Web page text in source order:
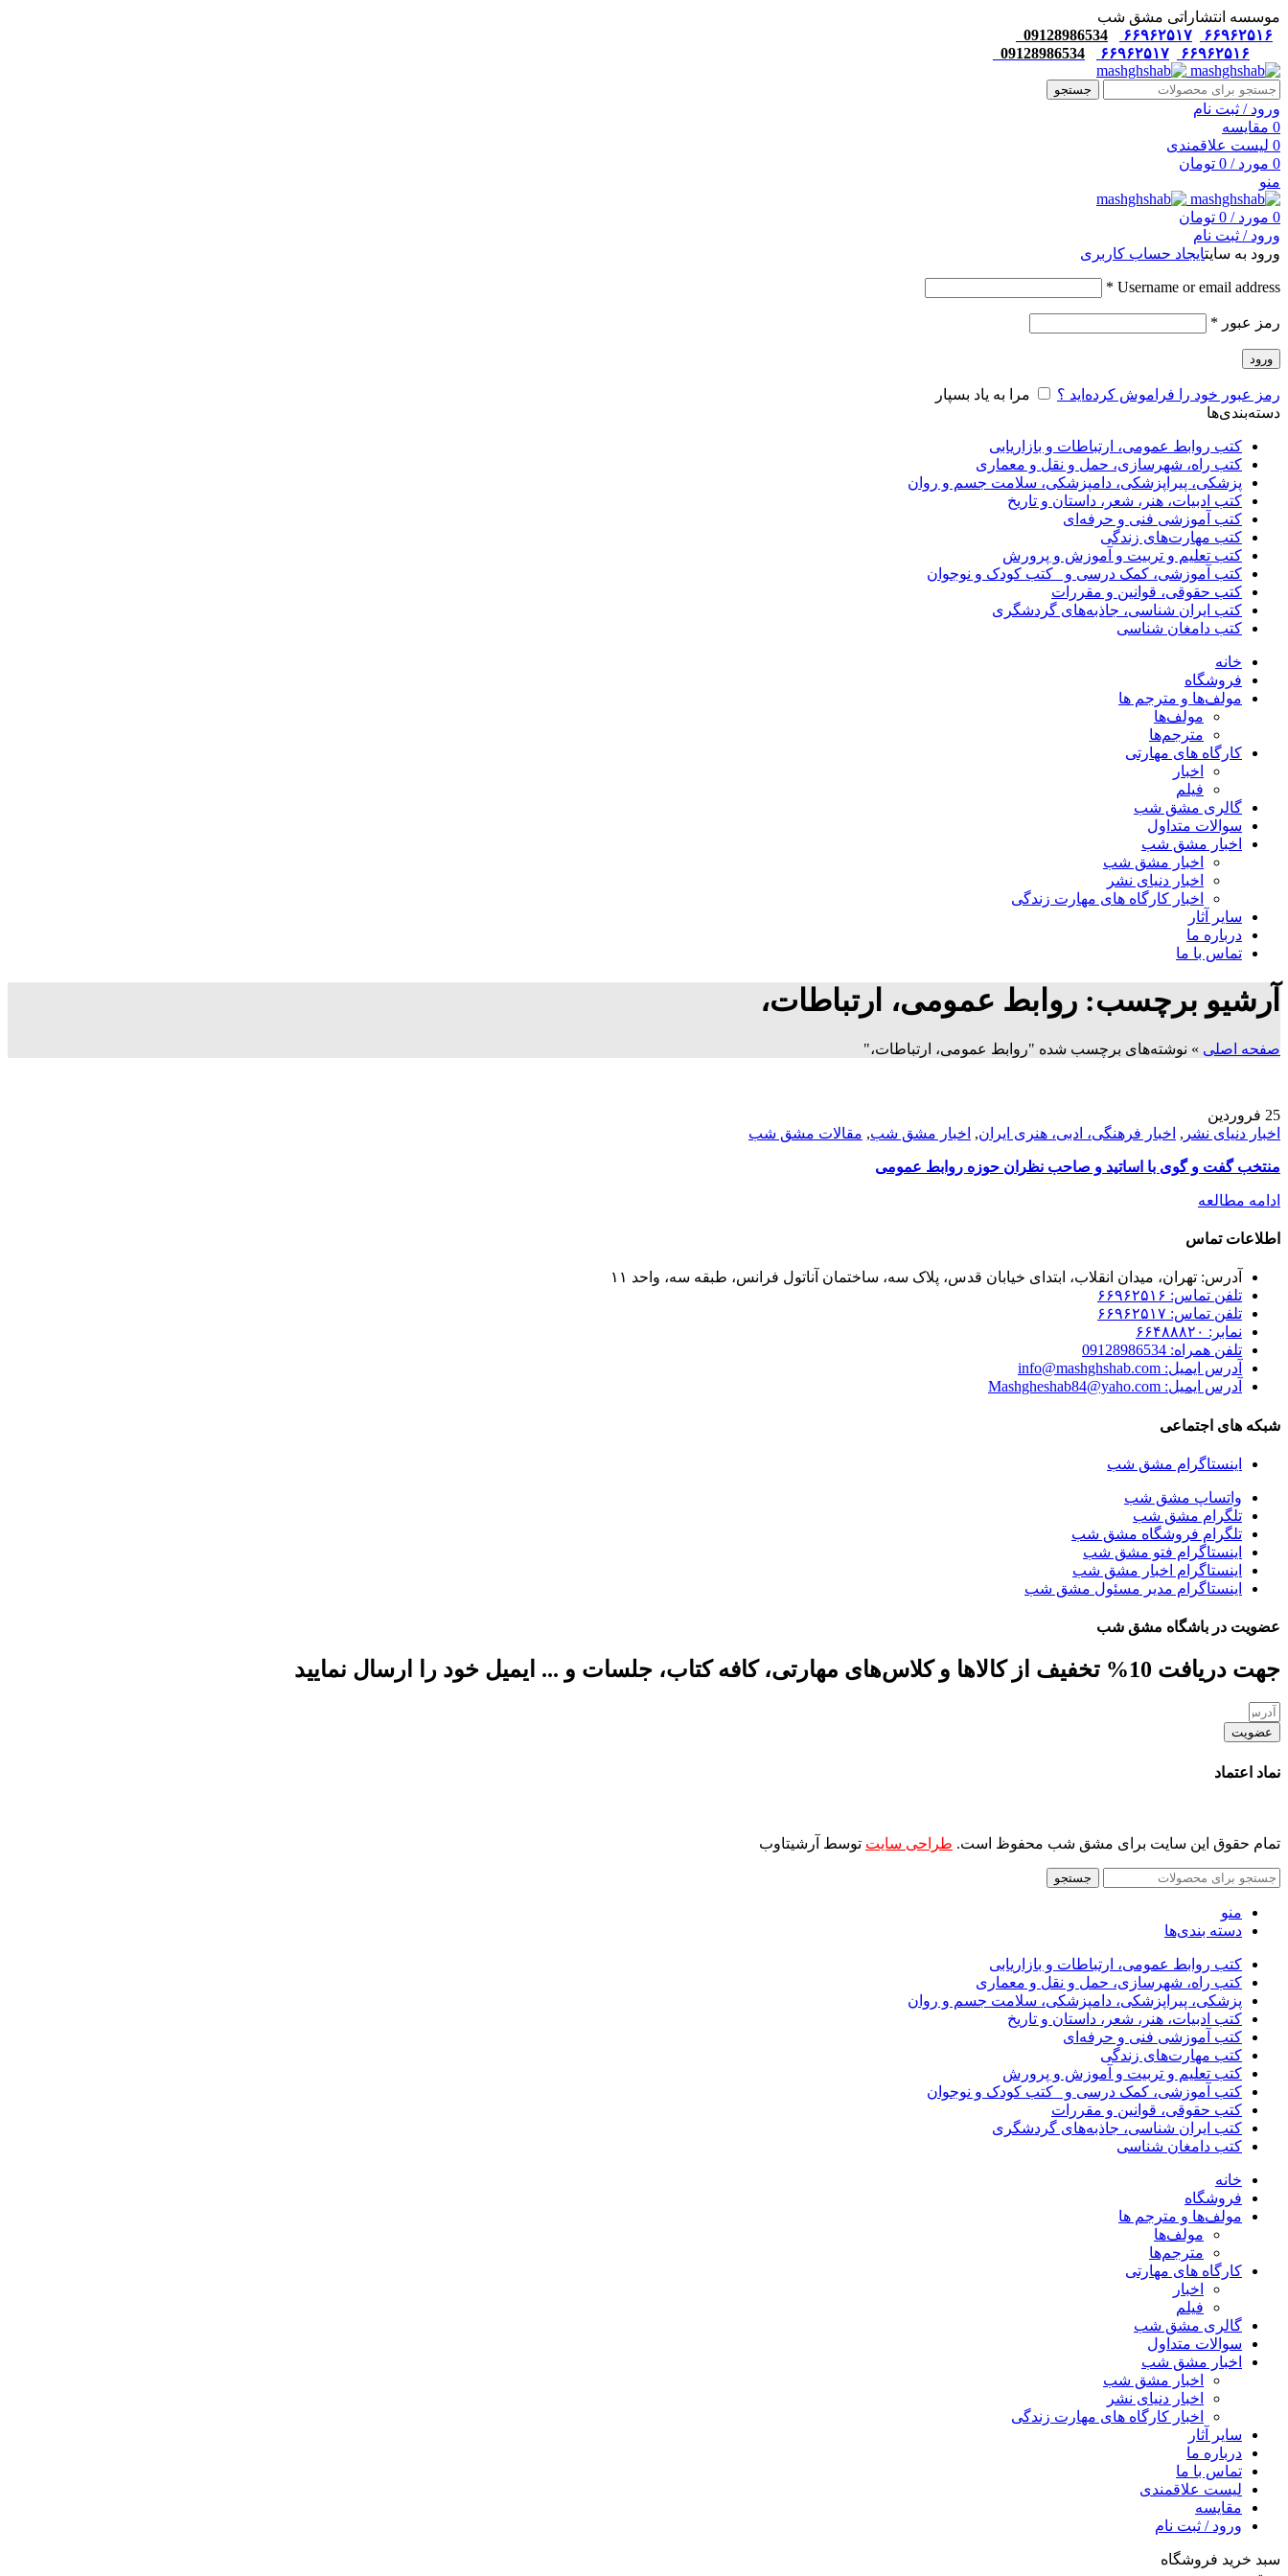
موسسه انتشاراتی مشق شب
۶۶۹۶۲۵۱۶
۶۶۹۶۲۵۱۷
09128986534
۶۶۹۶۲۵۱۶
۶۶۹۶۲۵۱۷ 09128986534
جستجو
ورود / ثبت نام
0 مقایسه
0 لیست علاقمندی
0 مورد /
0 تومان
منو
0 مورد /
0 تومان
ورود / ثبت نام
ورود به سایتایجاد حساب کاربری
Username or email address
*
رمز عبور *
ورود
رمز عبور خود را فراموش کرده‌اید ؟
مرا به یاد بسپار
دسته‌بندی‌ها
کتب روابط عمومی، ارتباطات و بازاریابی
کتب راه، شهرسازی، حمل و نقل و معماری
پزشکی، پیراپزشکی، دامپزشکی، سلامت جسم و روان
کتب ادبیات، هنر، شعر، داستان و تاریخ
کتب آموزشی فنی و حرفه‌ای
کتب مهارت‌های زندگی
کتب تعلیم و تربیت و آموزش و پرورش
کتب آموزشی، کمک درسی و _کتب کودک و نوجوان
کتب حقوقی، قوانین و مقررات
کتب ایران شناسی، جاذبه‌های گردشگری
کتب دامغان شناسی
خانه
فروشگاه
مولف‌ها و مترجم ها
مولف‌ها
مترجم‌ها
کارگاه های مهارتی
اخبار
فیلم
گالری مشق شب
سوالات متداول
اخبار مشق شب
اخبار مشق شب
اخبار دنیای نشر
اخبار کارگاه های مهارت زندگی
سایر آثار
درباره ما
تماس با ما
آرشیو برچسب: روابط عمومی، ارتباطات،
صفحه اصلی » نوشته‌های برچسب شده "روابط عمومی، ارتباطات،"
25 فروردین
اخبار دنیای نشر , اخبار فرهنگی، ادبی، هنری ایران, اخبار مشق شب, مقالات مشق شب
منتخب گفت و گوی با اساتید و صاحب نظران حوزه روابط عمومی
ادامه مطالعه
اطلاعات تماس
آدرس: تهران، میدان انقلاب، ابتدای خیابان قدس، پلاک سه، ساختمان آناتول فرانس، طبقه سه، واحد ۱۱
تلفن تماس: ۶۶۹۶۲۵۱۶
تلفن تماس: ۶۶۹۶۲۵۱۷
نمابر: ۶۶۴۸۸۸۲۰
تلفن همراه: 09128986534
آدرس ایمیل: info@mashghshab.com
آدرس ایمیل: Mashgheshab84@yaho.com
شبکه های اجتماعی
اینستاگرام مشق شب
واتساپ مشق شب
تلگرام مشق شب
تلگرام فروشگاه مشق شب
اینستاگرام فتو مشق شب
اینستاگرام اخبار مشق شب
اینستاگرام مدیر مسئول مشق شب
عضویت در باشگاه مشق شب
جهت دریافت 10% تخفیف از کالاها و کلاس‌های مهارتی، کافه کتاب، جلسات و ... ایمیل خود را ارسال نمایید
عضویت
نماد اعتماد
تمام حقوق این سایت برای مشق شب محفوظ است. طراحی سایت توسط آرشیتاوب
جستجو
منو
دسته بندی‌ها
کتب روابط عمومی، ارتباطات و بازاریابی
کتب راه، شهرسازی، حمل و نقل و معماری
پزشکی، پیراپزشکی، دامپزشکی، سلامت جسم و روان
کتب ادبیات، هنر، شعر، داستان و تاریخ
کتب آموزشی فنی و حرفه‌ای
کتب مهارت‌های زندگی
کتب تعلیم و تربیت و آموزش و پرورش
کتب آموزشی، کمک درسی و _کتب کودک و نوجوان
کتب حقوقی، قوانین و مقررات
کتب ایران شناسی، جاذبه‌های گردشگری
کتب دامغان شناسی
خانه
فروشگاه
مولف‌ها و مترجم ها
مولف‌ها
مترجم‌ها
کارگاه های مهارتی
اخبار
فیلم
گالری مشق شب
سوالات متداول
اخبار مشق شب
اخبار مشق شب
اخبار دنیای نشر
اخبار کارگاه های مهارت زندگی
سایر آثار
درباره ما
تماس با ما
لیست علاقمندی
مقایسه
ورود / ثبت نام
سبد خرید فروشگاه